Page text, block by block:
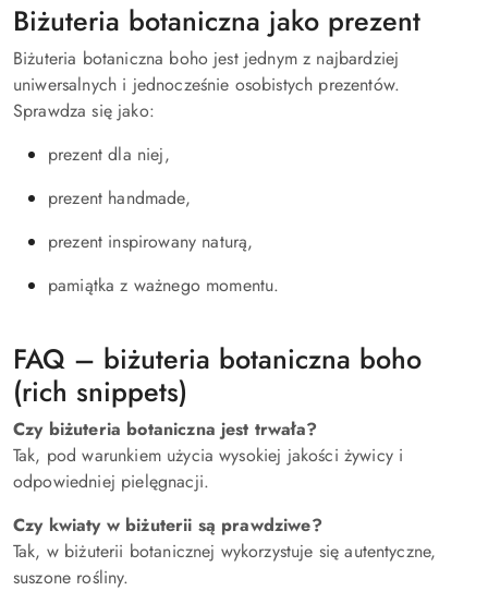
Biżuteria botaniczna jako prezent
Biżuteria botaniczna boho jest jednym z najbardziej
uniwersalnych i jednocześnie osobistych prezentów.
Sprawdza się jako:
prezent dla niej,
prezent handmade,
prezent inspirowany naturą,
pamiątka z ważnego momentu.
FAQ – biżuteria botaniczna boho
(rich snippets)
Czy biżuteria botaniczna jest trwała?
Tak, pod warunkiem użycia wysokiej jakości żywicy i
odpowiedniej pielęgnacji.
Czy kwiaty w biżuterii są prawdziwe?
Tak, w biżuterii botanicznej wykorzystuje się autentyczne,
suszone rośliny.